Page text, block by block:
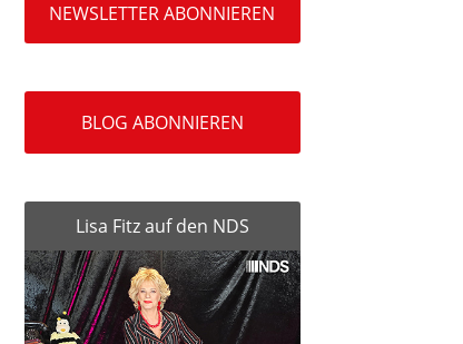
NEWSLETTER ABONNIEREN
BLOG ABONNIEREN
Lisa Fitz auf den NDS